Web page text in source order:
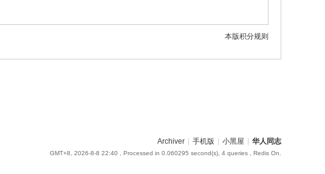
本版积分规则
Archiver 手机版 小黑屋 华人同志
GMT+8, 2026-8-8 22:40 , Processed in 0.060295 second(s), 4 queries , Redis On.